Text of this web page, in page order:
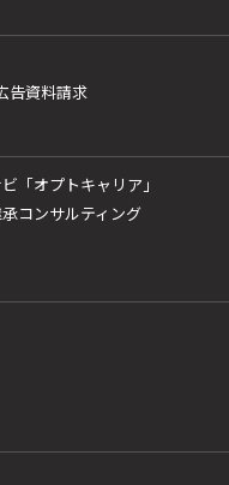
告資料請求
「オプトキャリア」
コンサルティング